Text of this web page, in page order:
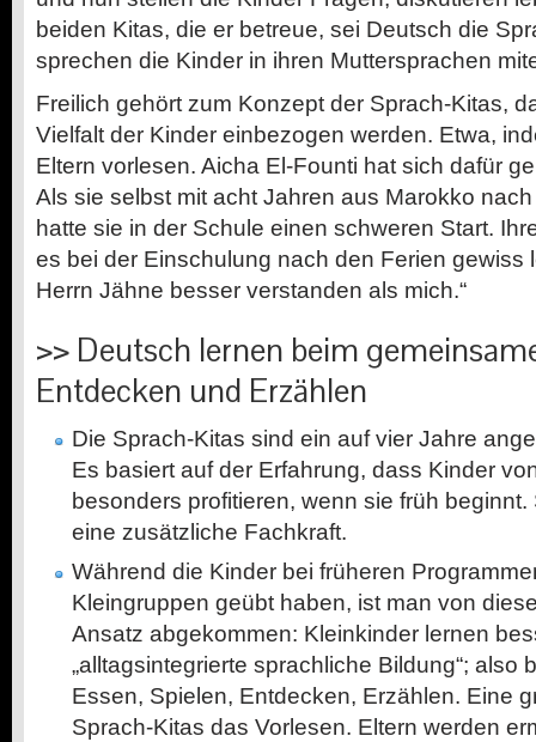
beiden Kitas, die er betreue, sei Deutsch die
sprechen die Kinder in ihren Muttersprachen
Freilich gehört zum Konzept der Sprach-Kitas,
Vielfalt der Kinder einbezogen werden. Etwa,
Eltern vorlesen. Aicha El-Founti hat sich dafür
Als sie selbst mit acht Jahren aus Marokko
hatte sie in der Schule einen schweren Start.
es bei der Einschulung nach den Ferien gewiss
Herrn Jähne besser verstanden als mich.“
>> Deutsch lernen beim
Entdecken und Erzählen
Die Sprach-Kitas sind ein auf vier Jahre
Es basiert auf der Erfahrung, dass Kinder
besonders profitieren, wenn sie früh
eine zusätzliche Fachkraft.
Während die Kinder bei früheren
Kleingruppen geübt haben, ist man von
Ansatz abgekommen: Kleinkinder lernen
„alltagsintegrierte sprachliche Bildung“; also
Essen, Spielen, Entdecken, Erzählen. Eine
Sprach-Kitas das Vorlesen. Eltern werden